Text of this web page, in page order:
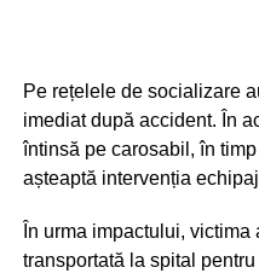
Pe rețelele de socializare
imediat după accident. În
întinsă pe carosabil, în
așteaptă intervenția
În urma impactului,
transportată la spital